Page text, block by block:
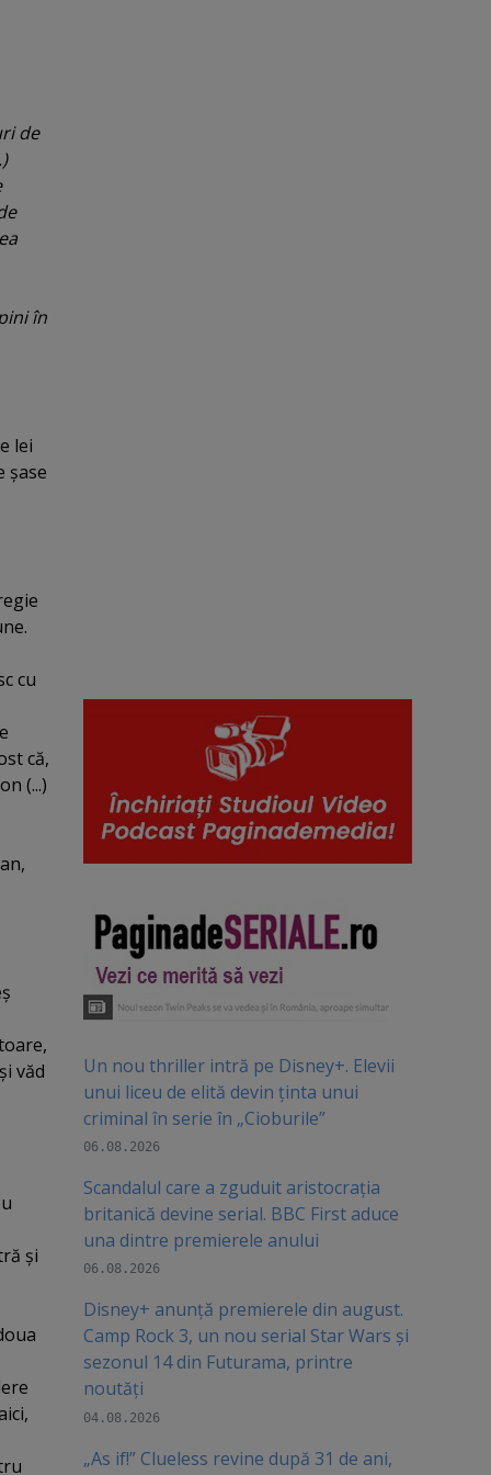
de
în
lei
şase
cu
că,
(...)
văd
şi
Un nou thriller intră pe Disney+. Elevii
unui liceu de elită devin ținta unui
criminal în serie în „Cioburile”
06.08.2026
Scandalul care a zguduit aristocrația
britanică devine serial. BBC First aduce
una dintre premierele anului
06.08.2026
Disney+ anunță premierele din august.
Camp Rock 3, un nou serial Star Wars și
sezonul 14 din Futurama, printre
noutăți
04.08.2026
„As if!” Clueless revine după 31 de ani,